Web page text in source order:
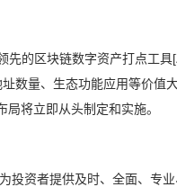
先的区块链数字资产打点工具
数量、生态功能应用等价值
将立即从头制定和实施。
投资者提供及时、全面、专